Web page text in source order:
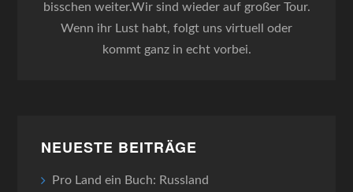
bisschen weiter.Wir sind wieder auf großer Tour.
Wenn ihr Lust habt, folgt uns virtuell oder
kommt ganz in echt vorbei.
NEUESTE BEITRÄGE
Pro Land ein Buch: Russland